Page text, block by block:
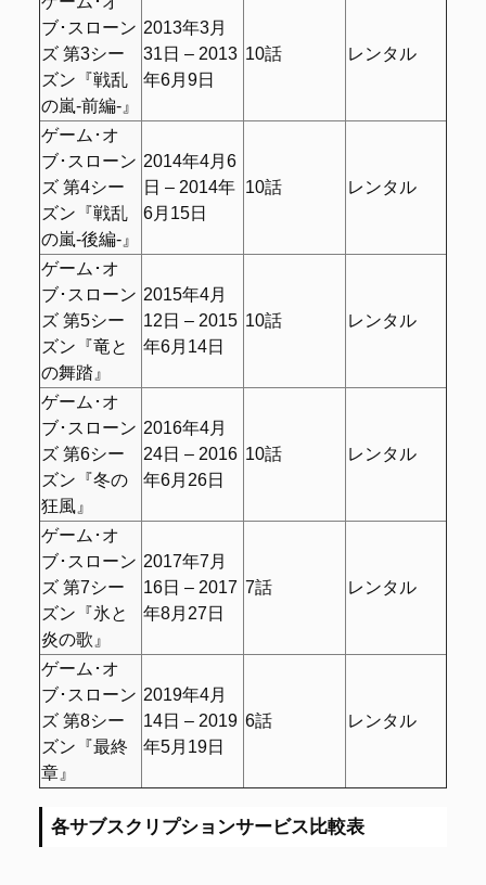
ブ･スローン
ズ 第3シー
ズン『戦乱
の嵐-前編-』
2013年3月
31日 – 2013
年6月9日
10話 レンタル
ゲーム･オ
ブ･スローン
ズ 第4シー
ズン『戦乱
の嵐-後編-』
2014年4月6
日 – 2014年
6月15日
10話 レンタル
ゲーム･オ
ブ･スローン
ズ 第5シー
ズン『竜と
の舞踏』
2015年4月
12日 – 2015
年6月14日
10話 レンタル
ゲーム･オ
ブ･スローン
ズ 第6シー
ズン『冬の
狂風』
2016年4月
24日 – 2016
年6月26日
10話 レンタル
ゲーム･オ
ブ･スローン
ズ 第7シー
ズン『氷と
炎の歌』
2017年7月
16日 – 2017
年8月27日
7話 レンタル
ゲーム･オ
ブ･スローン
ズ 第8シー
ズン『最終
章』
2019年4月
14日 – 2019
年5月19日
6話 レンタル
各サブスクリプションサービス比較表